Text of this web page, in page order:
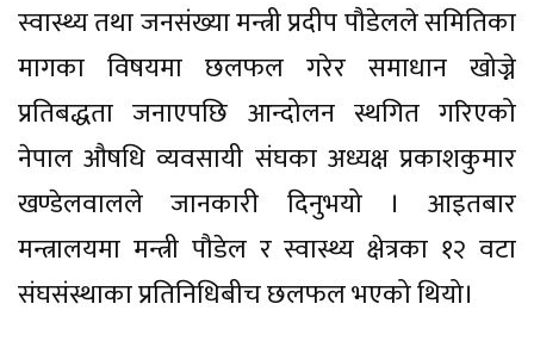
स्वास्थ्य तथा जनसंख्या मन्त्री प्रदीप पौडेलले समितिका
मागका विषयमा छलफल गरेर समाधान खोज्ने
प्रतिबद्धता जनाएपछि आन्दोलन स्थगित गरिएको
नेपाल औषधि व्यवसायी संघका अध्यक्ष प्रकाशकुमार
खण्डेलवालले जानकारी दिनुभयो । आइतबार
मन्त्रालयमा मन्त्री पौडेल र स्वास्थ्य क्षेत्रका १२ वटा
संघसंस्थाका प्रतिनिधिबीच छलफल भएको थियो।